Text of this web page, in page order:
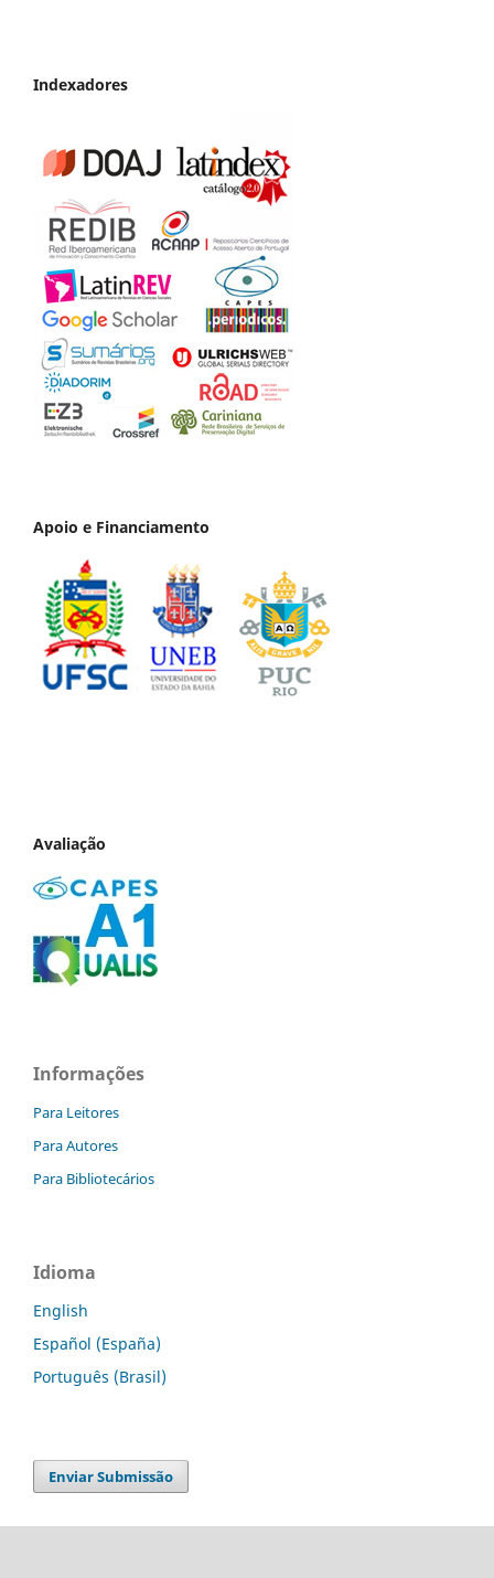
Indexadores
Apoio e Financiamento
Avaliação
Informações
Para Leitores
Para Autores
Para Bibliotecários
Idioma
English
Español (España)
Português (Brasil)
Enviar Submissão